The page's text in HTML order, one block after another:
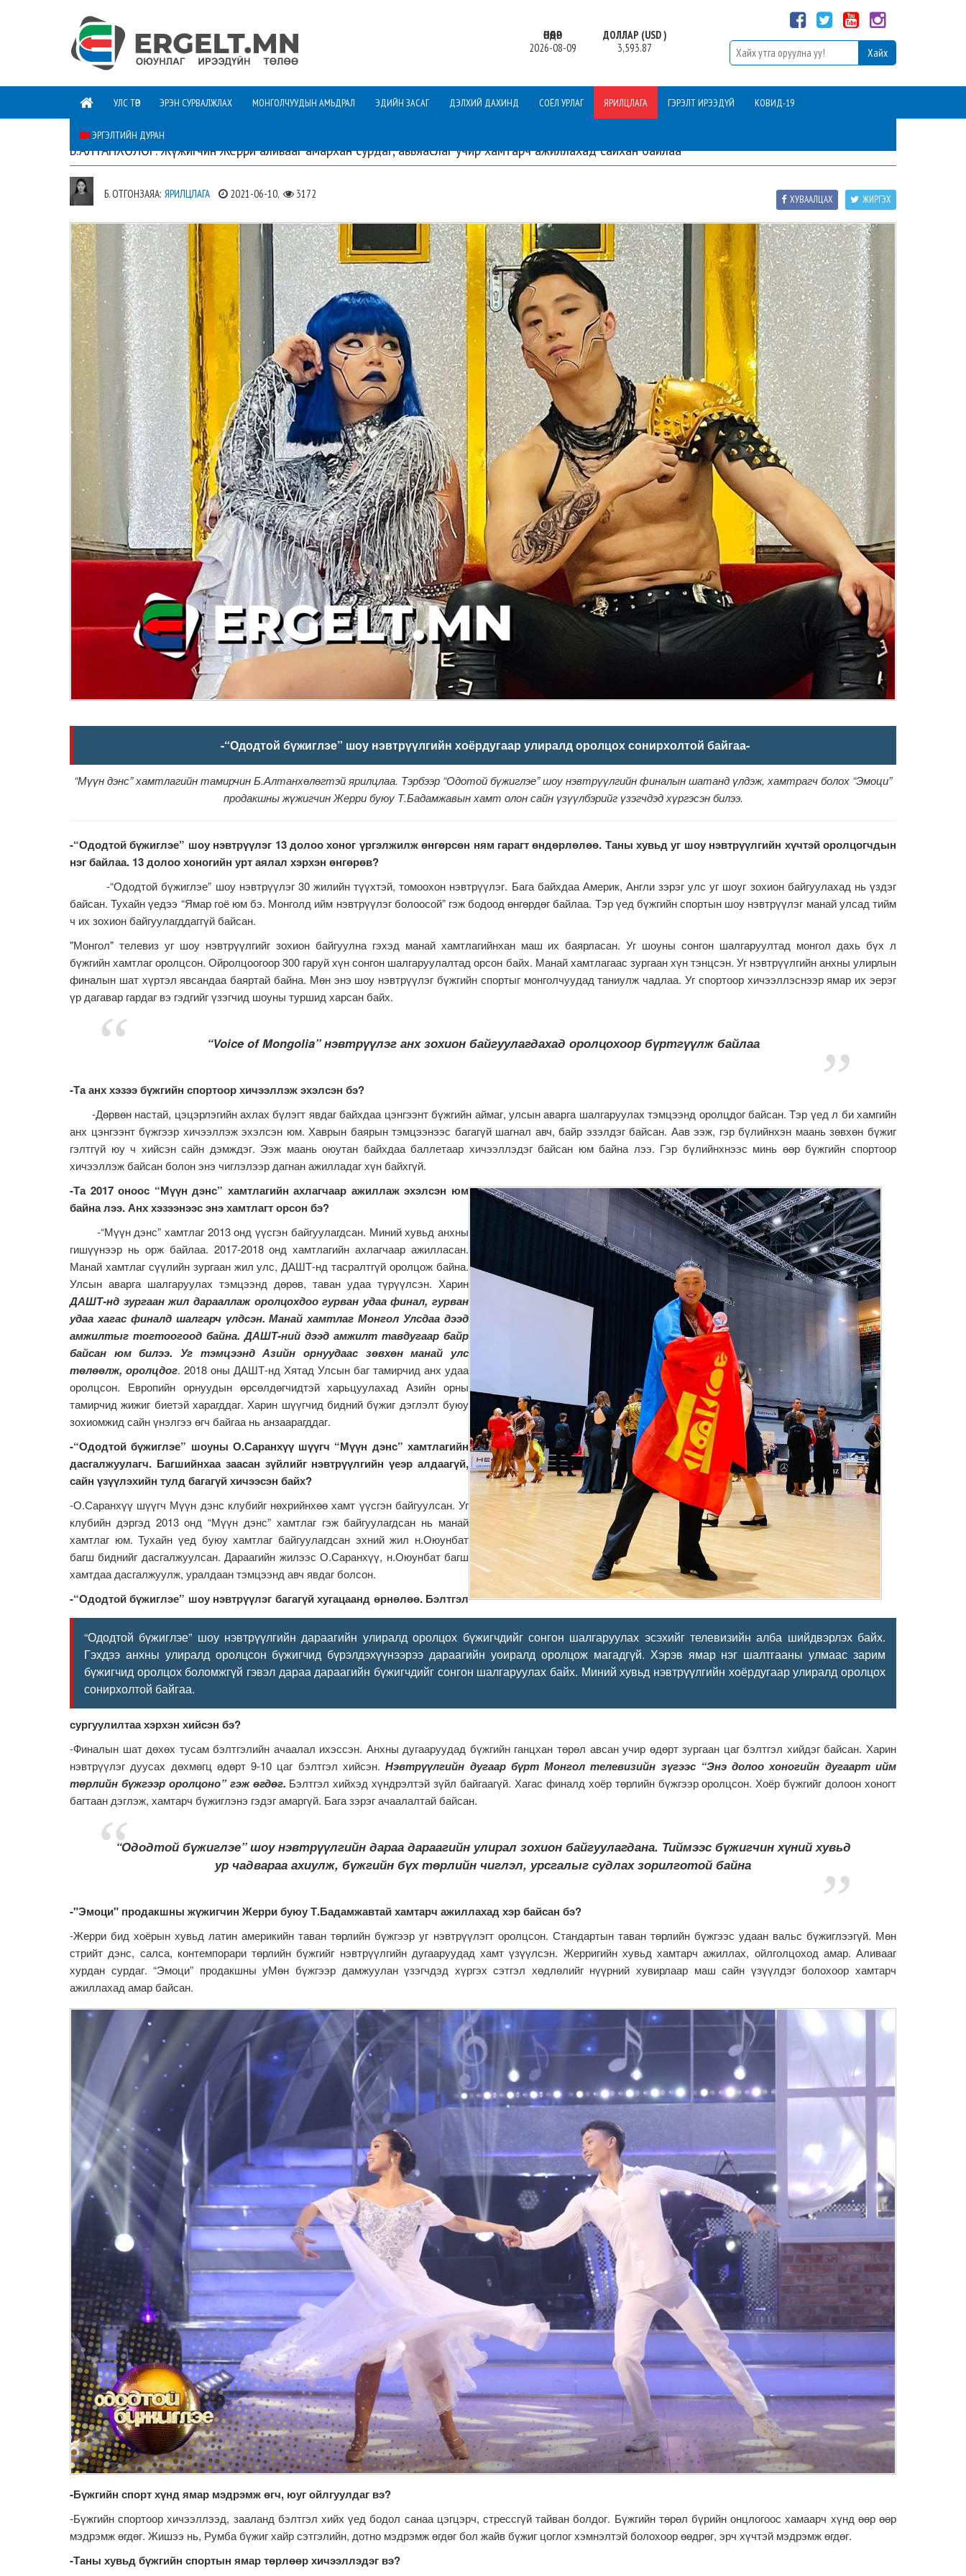
ӨНӨӨДӨР
2026-08-09
ДОЛЛАР (USD )
3,593.87
УЛС ТӨР ЭРЭН СУРВАЛЖЛАХ МОНГОЛЧУУДЫН АМЬДРАЛ ЭДИЙН ЗАСАГ ДЭЛХИЙ ДАХИНД СОЁЛ УРЛАГ ЯРИЛЦЛАГА ГЭРЭЛТ ИРЭЭДҮЙ КОВИД-19
ЭРГЭЛТИЙН ДУРАН
Б.АЛТАНХӨЛӨГ: Жүжигчин Жерри аливааг амархан сурдаг, авьяаслаг учир хамтарч ажиллахад сайхан байлаа
Б. ОТГОНЗАЯА: ЯРИЛЦЛАГА 2021-06-10, 3172 ЖИРГЭХ
ХУВААЛЦАХ
-“Ододтой бүжиглэе” шоу нэвтрүүлгийн хоёрдугаар улиралд оролцох сонирхолтой байгаа-
“Мүүн дэнс” хамтлагийн тамирчин Б.Алтанхөлөгтэй ярилцлаа. Тэрбээр “Одотой бүжиглэе” шоу нэвтрүүлгийн финалын шатанд үлдэж, хамтрагч болох “Эмоци”
продакшны жүжигчин Жерри буюу Т.Бадамжавын хамт олон сайн үзүүлбэрийг үзэгчдэд хүргэсэн билээ.
-“Ододтой бүжиглэе” шоу нэвтрүүлэг 13 долоо хоног үргэлжилж өнгөрсөн ням гарагт өндөрлөлөө. Таны хувьд уг шоу нэвтрүүлгийн хүчтэй оролцогчдын
нэг байлаа. 13 долоо хоногийн урт аялал хэрхэн өнгөрөв?
-“Ододтой бүжиглэе” шоу нэвтрүүлэг 30 жилийн түүхтэй, томоохон нэвтрүүлэг. Бага байхдаа Америк, Англи зэрэг улс уг шоуг зохион байгуулахад нь үздэг
байсан. Тухайн үедээ “Ямар гоё юм бэ. Монголд ийм нэвтрүүлэг болоосой” гэж бодоод өнгөрдөг байлаа. Тэр үед бүжгийн спортын шоу нэвтрүүлэг манай улсад тийм
ч их зохион байгуулагддаггүй байсан.
"Монгол" телевиз уг шоу нэвтрүүлгийг зохион байгуулна гэхэд манай хамтлагийнхан маш их баярласан. Уг шоуны сонгон шалгаруултад монгол дахь бүх л
бүжгийн хамтлаг оролцсон. Ойролцоогоор 300 гаруй хүн сонгон шалгаруулалтад орсон байх. Манай хамтлагаас зургаан хүн тэнцсэн. Уг нэвтрүүлгийн анхны улирлын
финалын шат хүртэл явсандаа баяртай байна. Мөн энэ шоу нэвтрүүлэг бүжгийн спортыг монголчуудад таниулж чадлаа. Уг спортоор хичээллэснээр ямар их эерэг
үр дагавар гардаг вэ гэдгийг үзэгчид шоуны туршид харсан байх.
“Voice of Mongolia” нэвтрүүлэг анх зохион байгуулагдахад оролцохоор бүртгүүлж байлаа
-Та анх хэзээ бүжгийн спортоор хичээллэж эхэлсэн бэ?
-Дөрвөн настай, цэцэрлэгийн ахлах бүлэгт явдаг байхдаа цэнгээнт бүжгийн аймаг, улсын аварга шалгаруулах тэмцээнд оролцдог байсан. Тэр үед л би хамгийн
анх цэнгээнт бүжгээр хичээллэж эхэлсэн юм. Хаврын баярын тэмцээнээс багагүй шагнал авч, байр эзэлдэг байсан. Аав ээж, гэр бүлийнхэн маань зөвхөн бүжиг
гэлтгүй юу ч хийсэн сайн дэмждэг. Ээж маань оюутан байхдаа баллетаар хичээллэдэг байсан юм байна лээ. Гэр бүлийнхнээс минь өөр бүжгийн спортоор
хичээллэж байсан болон энэ чиглэлээр дагнан ажилладаг хүн байхгүй.
-Та 2017 оноос “Мүүн дэнс” хамтлагийн ахлагчаар ажиллаж эхэлсэн юм
байна лээ. Анх хэзээнээс энэ хамтлагт орсон бэ?
-“Мүүн дэнс” хамтлаг 2013 онд үүсгэн байгуулагдсан. Миний хувьд анхны
гишүүнээр нь орж байлаа. 2017-2018 онд хамтлагийн ахлагчаар ажилласан.
Манай хамтлаг сүүлийн зургаан жил улс, ДАШТ-нд тасралтгүй оролцож байна.
Улсын аварга шалгаруулах тэмцээнд дөрөв, таван удаа түрүүлсэн. Харин
ДАШТ-нд зургаан жил дарааллаж оролцохдоо гурван удаа финал, гурван
удаа хагас финалд шалгарч үлдсэн. Манай хамтлаг Монгол Улсдаа дээд
амжилтыг тогтоогоод байна. ДАШТ-ний дээд амжилт тавдугаар байр
байсан юм билээ. Уг тэмцээнд Азийн орнуудаас зөвхөн манай улс
төлөөлж, оролцдог. 2018 оны ДАШТ-нд Хятад Улсын баг тамирчид анх удаа
оролцсон. Европийн орнуудын өрсөлдөгчидтэй харьцуулахад Азийн орны
тамирчид жижиг биетэй харагддаг. Харин шүүгчид бидний бүжиг дэглэлт буюу
зохиомжид сайн үнэлгээ өгч байгаа нь анзаарагддаг.
-“Ододтой бүжиглэе” шоуны О.Саранхүү шүүгч “Мүүн дэнс” хамтлагийн
дасгалжуулагч. Багшийнхаа заасан зүйлийг нэвтрүүлгийн үеэр алдаагүй,
сайн үзүүлэхийн тулд багагүй хичээсэн байх?
-О.Саранхүү шүүгч Мүүн дэнс клубийг нөхрийнхөө хамт үүсгэн байгуулсан. Уг
клубийн дэргэд 2013 онд “Мүүн дэнс” хамтлаг гэж байгуулагдсан нь манай
хамтлаг юм. Тухайн үед буюу хамтлаг байгуулагдсан эхний жил н.Оюунбат
багш биднийг дасгалжуулсан. Дараагийн жилээс О.Саранхүү, н.Оюунбат багш
хамтдаа дасгалжуулж, уралдаан тэмцээнд авч явдаг болсон.
“Ододтой бүжиглэе” шоу нэвтрүүлгийн дараагийн улиралд оролцох бүжигчдийг сонгон шалгаруулах эсэхийг телевизийн алба шийдвэрлэх байх.
Гэхдээ анхны улиралд оролцсон бүжигчид бүрэлдэхүүнээрээ дараагийн уоиралд оролцож магадгүй. Хэрэв ямар нэг шалтгааны улмаас зарим
бүжигчид оролцох боломжгүй гэвэл дараа дараагийн бүжигчдийг сонгон шалгаруулах байх. Миний хувьд нэвтрүүлгийн хоёрдугаар улиралд оролцох
сонирхолтой байгаа.
-“Ододтой бүжиглэе” шоу нэвтрүүлэг багагүй хугацаанд өрнөлөө. Бэлтгэл
сургуулилтаа хэрхэн хийсэн бэ?
-Финалын шат дөхөх тусам бэлтгэлийн ачаалал ихэссэн. Анхны дугааруудад бүжгийн ганцхан төрөл авсан учир өдөрт зургаан цаг бэлтгэл хийдэг байсан. Харин
нэвтрүүлэг дуусах дөхмөгц өдөрт 9-10 цаг бэлтгэл хийсэн.Нэвтрүүлгийн дугаар бүрт Монгол телевизийн зүгээс “Энэ долоо хоногийн дугаарт ийм
төрлийн бүжгээр оролцоно” гэж өгдөг. Бэлтгэл хийхэд хүндрэлтэй зүйл байгаагүй. Хагас финалд хоёр төрлийн бүжгээр оролцсон. Хоёр бүжгийг долоон хоногт
багтаан дэглэж, хамтарч бүжиглэнэ гэдэг амаргүй. Бага зэрэг ачаалалтай байсан.
“Ододтой бүжиглэе” шоу нэвтрүүлгийн дараа дараагийн улирал зохион байгуулагдана. Тиймээс бүжигчин хүний хувьд
ур чадвараа ахиулж, бүжгийн бүх төрлийн чиглэл, урсгалыг судлах зорилготой байна
-"Эмоци" продакшны жүжигчин Жерри буюу Т.Бадамжавтай хамтарч ажиллахад хэр байсан бэ?
-Жерри бид хоёрын хувьд латин америкийн таван төрлийн бүжгээр уг нэвтрүүлэгт оролцсон. Стандартын таван төрлийн бүжгээс удаан вальс бүжиглээгүй. Мөн
стрийт дэнс, салса, контемпорари төрлийн бүжгийг нэвтрүүлгийн дугааруудад хамт үзүүлсэн. Жерригийн хувьд хамтарч ажиллах, ойлголцоход амар. Аливааг
хурдан сурдаг. “Эмоци” продакшны уМөн бүжгээр дамжуулан үзэгчдэд хүргэх сэтгэл хөдлөлийг нүүрний хувирлаар маш сайн үзүүлдэг болохоор хамтарч
ажиллахад амар байсан.
-Бүжгийн спорт хүнд ямар мэдрэмж өгч, юуг ойлгуулдаг вэ?
-Бүжгийн спортоор хичээллээд, зааланд бэлтгэл хийх үед бодол санаа цэгцэрч, стрессгүй тайван болдог. Бүжгийн төрөл бүрийн онцлогоос хамаарч хүнд өөр өөр
мэдрэмж өгдөг. Жишээ нь, Румба бүжиг хайр сэтгэлийн, дотно мэдрэмж өгдөг бол жайв бүжиг цоглог хэмнэлтэй болохоор өөдрөг, эрч хүчтэй мэдрэмж өгдөг.
-Таны хувьд бүжгийн спортын ямар төрлөөр хичээллэдэг вэ?